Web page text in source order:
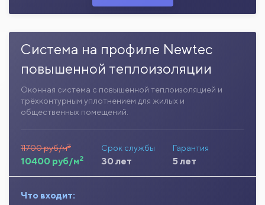
Система на профиле Newtec
повышенной теплоизоляции
Оконная система с повышенной теплоизоляцией и
трёхконтурным уплотнением для жилых и
общественных помещений.
11700 руб/м2
10400 руб/м2
Срок службы
30 лет
Гарантия
5 лет
Что входит: